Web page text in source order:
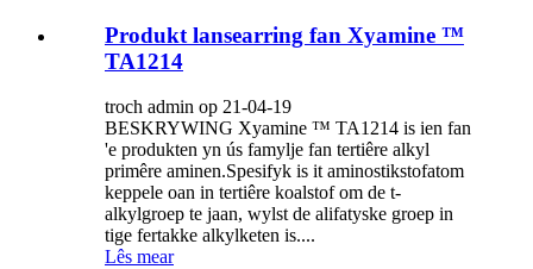
Produkt lansearring fan Xyamine ™
TA1214
troch admin op 21-04-19
BESKRYWING Xyamine ™ TA1214 is ien fan
'e produkten yn ús famylje fan tertiêre alkyl
primêre aminen.Spesifyk is it aminostikstofatom
keppele oan in tertiêre koalstof om de t-
alkylgroep te jaan, wylst de alifatyske groep in
tige fertakke alkylketen is....
Lês mear